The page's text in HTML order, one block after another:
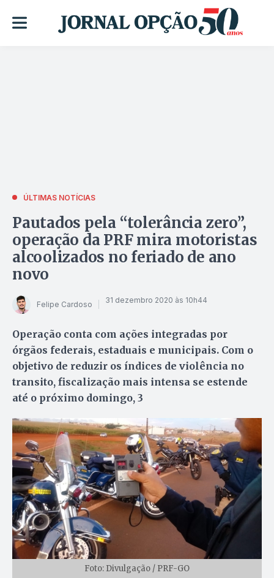
ÚLTIMAS NOTÍCIAS
Pautados pela “tolerância zero”,
operação da PRF mira motoristas
alcoolizados no feriado de ano
novo
Felipe Cardoso 31 dezembro 2020 às 10h44
Operação conta com ações integradas por
órgãos federais, estaduais e municipais. Com o
objetivo de reduzir os índices de violência no
transito, fiscalização mais intensa se estende
até o próximo domingo, 3
Foto: Divulgação / PRF-GO